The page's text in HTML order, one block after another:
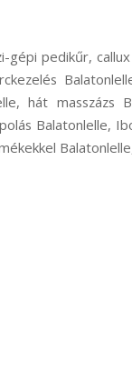
pedikűr,
hát masszázs
Balatonlelle,